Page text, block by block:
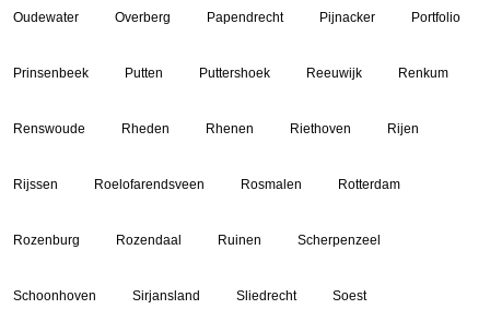
Oudewater Overberg Papendrecht Pijnacker Portfolio
Prinsenbeek Putten Puttershoek Reeuwijk Renkum
Renswoude Rheden Rhenen Riethoven Rijen
Rijssen Roelofarendsveen Rosmalen Rotterdam
Rozenburg Rozendaal Ruinen Scherpenzeel
Schoonhoven Sirjansland Sliedrecht Soest